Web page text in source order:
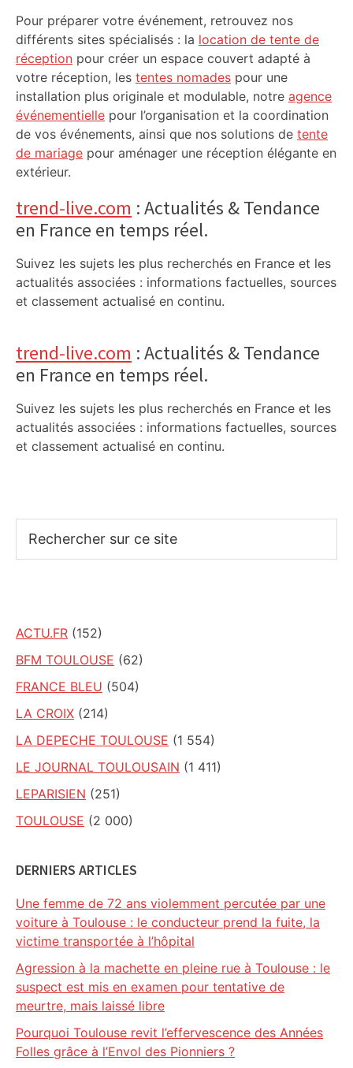
Pour préparer votre événement, retrouvez nos
différents sites spécialisés : la location de tente de
réception pour créer un espace couvert adapté à
votre réception, les tentes nomades pour une
installation plus originale et modulable, notre agence
événementielle pour l’organisation et la coordination
de vos événements, ainsi que nos solutions de tente
de mariage pour aménager une réception élégante en
extérieur.
trend-live.com : Actualités & Tendance
en France en temps réel.
Suivez les sujets les plus recherchés en France et les
actualités associées : informations factuelles, sources
et classement actualisé en continu.
trend-live.com : Actualités & Tendance
en France en temps réel.
Suivez les sujets les plus recherchés en France et les
actualités associées : informations factuelles, sources
et classement actualisé en continu.
sur
ACTU.FR (152)
BFM TOULOUSE (62)
FRANCE BLEU (504)
LA CROIX (214)
LA DEPECHE TOULOUSE (1 554)
LE JOURNAL TOULOUSAIN (1 411)
LEPARISIEN (251)
TOULOUSE (2 000)
DERNIERS ARTICLES
Une femme de 72 ans violemment percutée par une
voiture à Toulouse : le conducteur prend la fuite, la
victime transportée à l’hôpital
Agression à la machette en pleine rue à Toulouse : le
suspect est mis en examen pour tentative de
meurtre, mais laissé libre
Pourquoi Toulouse revit l’effervescence des Années
Folles grâce à l’Envol des Pionniers ?